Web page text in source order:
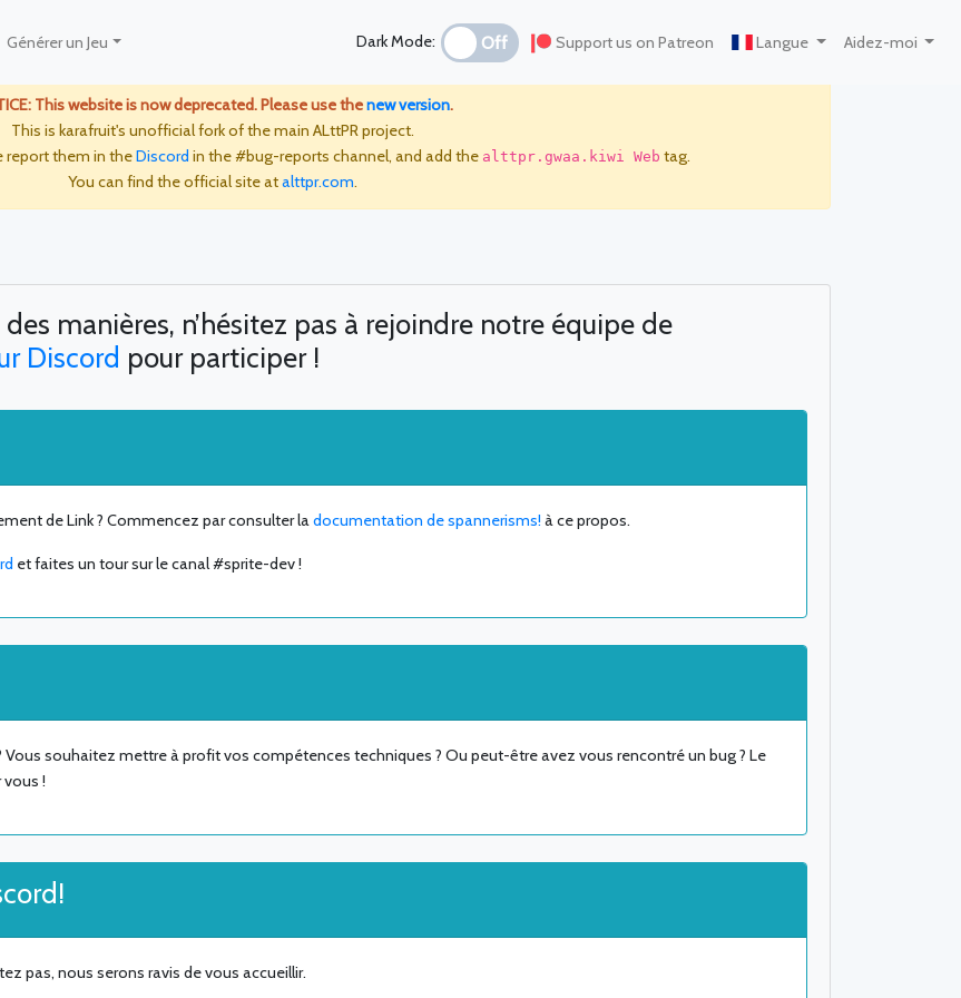
Générer un Jeu Dark Mode: Off Support us on Patreon Langue Aidez-moi
This website is now deprecated. Please use thenew version.
This is karafruit's unofficial fork of the main ALttPR project.
report them in theDiscord in the #bug-reports channel, and add the alttpr.gwaa.kiwi Web tag.
You can find the official site atalttpr.com.
manières, n’hésitez pas à rejoindre notre équipe de
Discord pour participer !
de Link ? Commencez par consulter ladocumentation de spannerisms! à ce propos.
et faites un tour sur le canal #sprite-dev !
souhaitez mettre à profit vos compétences techniques ? Ou peut-être avez vous rencontré un bug ? Le
!
pas, nous serons ravis de vous accueillir.